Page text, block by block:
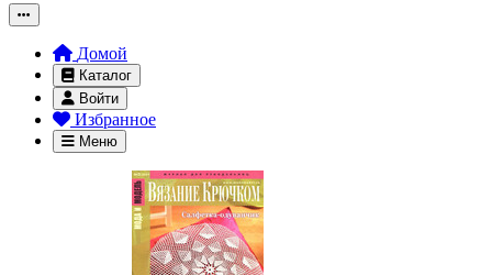
Домой
Каталог
Войти
Избранное
Меню